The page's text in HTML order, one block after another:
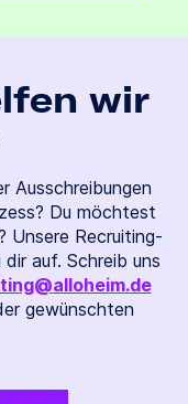
wir
Ausschreibungen
Du möchtest
Unsere Recruiting-
auf. Schreib uns
(at)
alloheim
(dot)
de
gewünschten